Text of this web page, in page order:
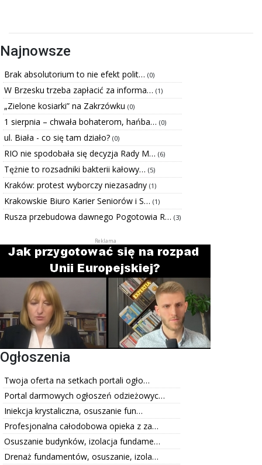
Najnowsze
Brak absolutorium to nie efekt polit… (0)
W Brzesku trzeba zapłacić za informa… (1)
„Zielone kosiarki” na Zakrzówku (0)
1 sierpnia – chwała bohaterom, hańba… (0)
ul. Biała - co się tam działo? (0)
RIO nie spodobała się decyzja Rady M… (6)
Tężnie to rozsadniki bakterii kałowy… (5)
Kraków: protest wyborczy niezasadny (1)
Krakowskie Biuro Karier Seniorów i S… (1)
Rusza przebudowa dawnego Pogotowia R… (3)
Ogłoszenia
Twoja oferta na setkach portali ogło…
Portal darmowych ogłoszeń odzieżowyc…
Iniekcja krystaliczna, osuszanie fun…
Profesjonalna całodobowa opieka z za…
Osuszanie budynków, izolacja fundame…
Drenaż fundamentów, osuszanie, izola…